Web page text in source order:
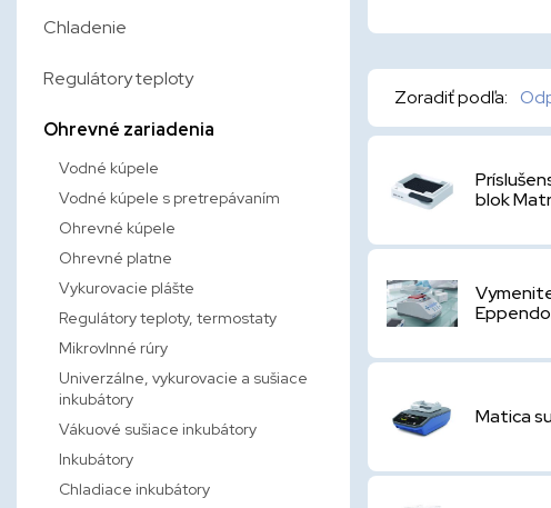
Chladenie
Regulátory teploty
Ohrevné zariadenia
Vodné kúpele
Vodné kúpele s pretrepávaním
Ohrevné kúpele
Ohrevné platne
Vykurovacie plášte
Regulátory teploty, termostaty
Mikrovlnné rúry
Univerzálne, vykurovacie a sušiace
inkubátory
Vákuové sušiace inkubátory
Inkubátory
Chladiace inkubátory
Zoradiť podľa:
blok
Matica